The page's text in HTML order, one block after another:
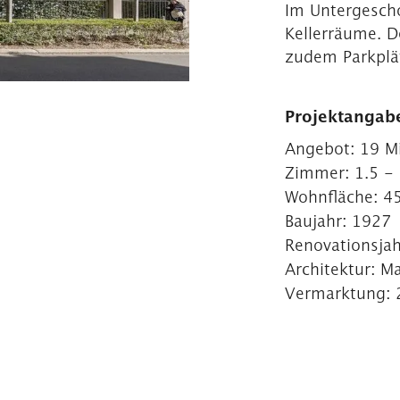
Im
Kellerräume.
zudem
Angebot: 19
Zimmer: 1.5 -
Wohnfläche:
Baujahr: 1927
Architektur:
Vermarktung: